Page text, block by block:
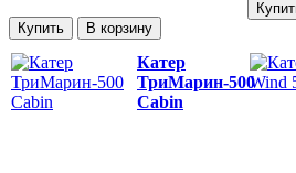
Катер
ТриМарин-500
Cabin